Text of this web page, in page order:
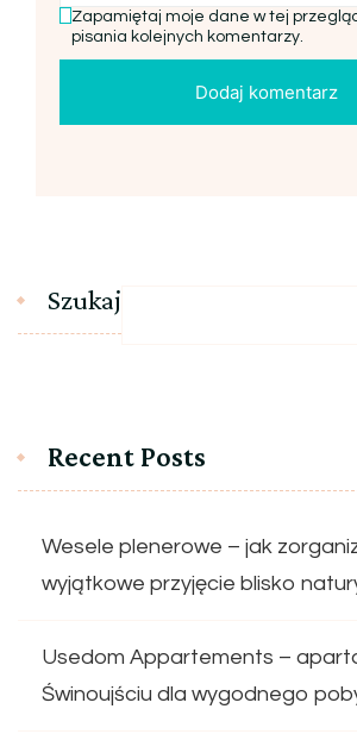
Zapamiętaj moje dane w tej
pisania kolejnych komentarzy.
Szukaj
Recent Posts
Wesele plenerowe – jak
wyjątkowe przyjęcie blisko
Usedom Appartements –
Świnoujściu dla wygodnego